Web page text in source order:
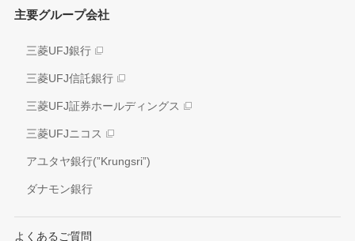
アナリスト情報
電子公告
情報開示方針
IRお問い合わせ窓口
環境
社会
ガバナンス
外部評価
社会貢献活動
主要グループ会社
三菱UFJ銀行
三菱UFJ信託銀行
三菱UFJ証券ホールディングス
三菱UFJニコス
アユタヤ銀行(”Krungsri”)
ダナモン銀行
よくあるご質問